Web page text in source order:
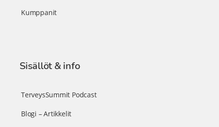
Kumppanit
Sisällöt & info
TerveysSummit Podcast
Blogi – Artikkelit